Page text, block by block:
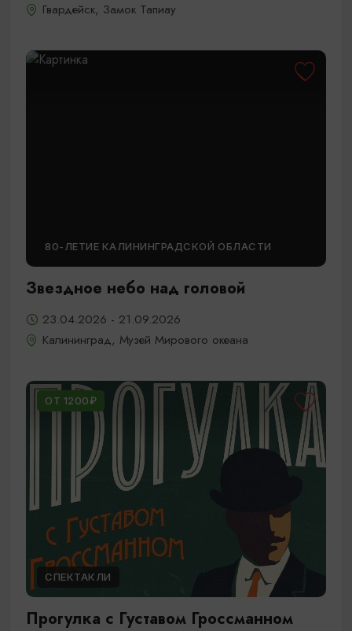
Гвардейск, Замок Тапиау
80-ЛЕТИЕ КАЛИНИНГРАДСКОЙ ОБЛАСТИ
Звездное небо над головой
23.04.2026 - 21.09.2026
Калининград, Музей Мирового океана
ОТ 1200₽
СПЕКТАКЛИ
Прогулка с Густавом Гроссманном